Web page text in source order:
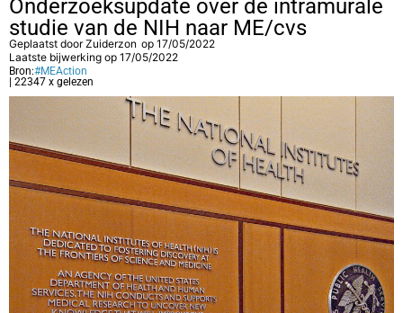
Onderzoeksupdate over de intramurale
studie van de NIH naar ME/cvs
Geplaatst doorZuiderzon op 17/05/2022
Laatste bijwerking op 17/05/2022
Bron:#MEAction
| 22347 x gelezen